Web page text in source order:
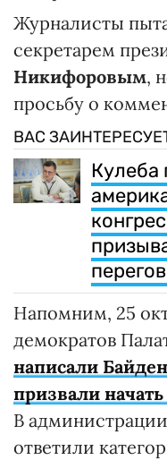
Журналисты
секретарем
Никифоровым,
просьбу о
ВАС
Кулеба
Напомним, 25
демократов
написали
призвали
В
ответили